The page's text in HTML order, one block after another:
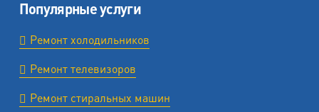
Популярные услуги
Ремонт холодильников
Ремонт телевизоров
Ремонт стиральных машин